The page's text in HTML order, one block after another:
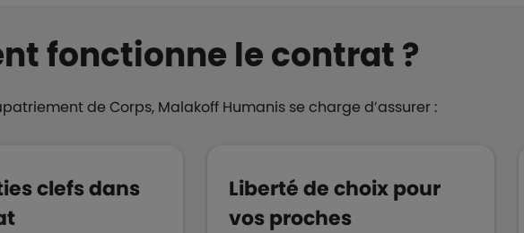
fonctionne le contrat ?
de Corps, Malakoff Humanis se charge d’assurer :
clefs dans
Liberté de choix pour
vos proches